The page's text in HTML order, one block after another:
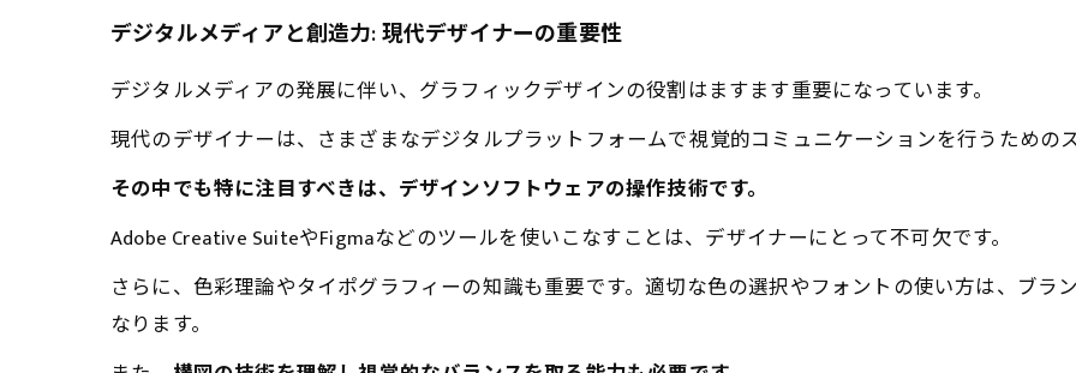
デジタルメディアと創造力: 現代デザイナーの重要性
デジタルメディアの発展に伴い、グラフィックデザインの役割はますます重要になっています。
現代のデザイナーは、さまざまなデジタルプラットフォームで視覚的コミュニケーションを行うための
その中でも特に注目すべきは、デザインソフトウェアの操作技術です。
Adobe Creative SuiteやFigmaなどのツールを使いこなすことは、デザイナーにとって不可欠です。
さらに、色彩理論やタイポグラフィーの知識も重要です。適切な色の選択やフォントの使い方は、ブラ
なります。